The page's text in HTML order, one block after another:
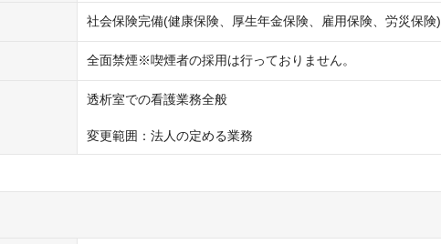
社会保険完備(健康保険、厚生年金保険、雇用保険、労災保険)
全面禁煙※喫煙者の採用は行っておりません。
透析室での看護業務全般
変更範囲：法人の定める業務